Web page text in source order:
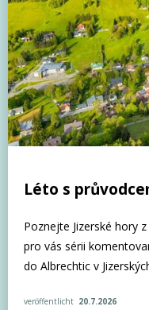
Léto s
Poznejte Jizerské hory
pro vás sérii
do Albrechtic v
veröffentlicht 20.7.2026